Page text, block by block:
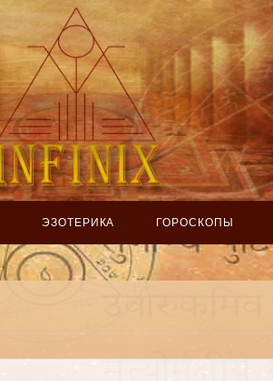
ЭЗОТЕРИКА ГОРОСКОПЫ